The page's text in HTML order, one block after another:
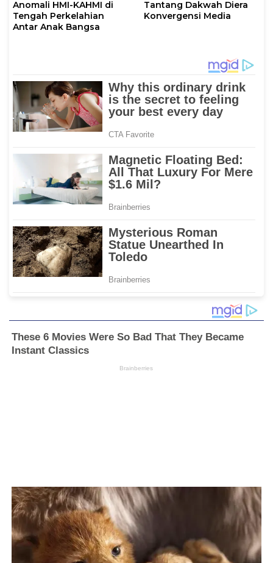
Anomali HMI-KAHMI di
Tengah Perkelahian
Antar Anak Bangsa
Tantang Dakwah Diera
Konvergensi Media